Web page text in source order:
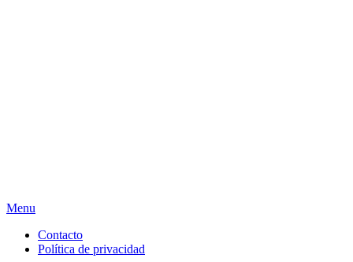
Skip
content
Menu
Contacto
Política de privacidad